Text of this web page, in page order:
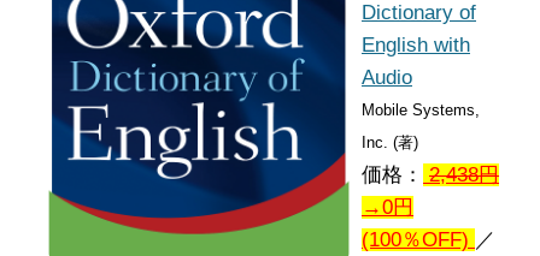
Dictionary of
English with
Audio
Mobile Systems,
Inc. (著)
価格： 2,438円
→0円
(100％OFF) ／